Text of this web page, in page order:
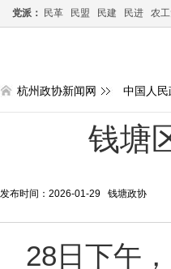
党派： 民革 民盟 民建 民进 农
杭州政协新闻网 中国人
钱塘
发布时间：2026-01-29 钱塘政协
28日下午